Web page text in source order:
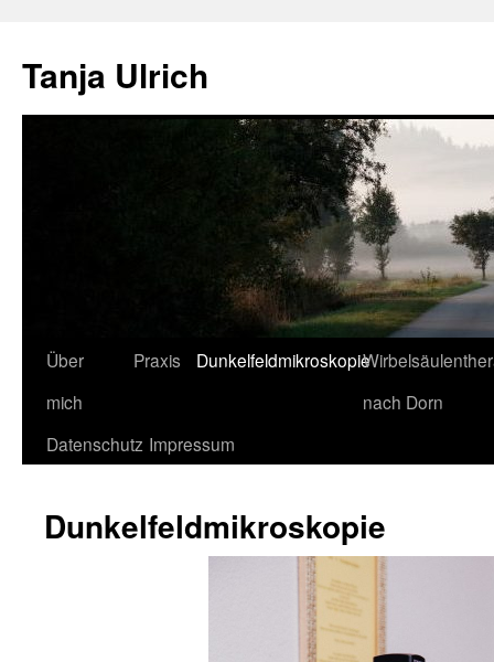
Tanja Ulrich
Springe
zum
Inhalt
Über
mich
Praxis Dunkelfeldmikroskopie
nach Dorn
Datenschutz Impressum
Dunkelfeldmikroskopie